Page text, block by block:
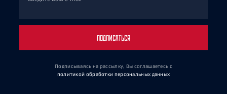
ПОДПИСАТЬСЯ
Подписываясь на рассылку, Вы соглашаетесь с
политикой обработки персональных данных